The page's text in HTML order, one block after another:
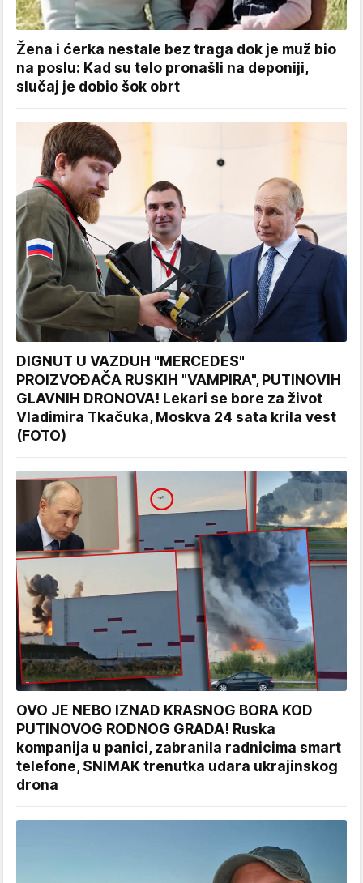
Žena i ćerka nestale bez traga dok je muž bio
na poslu: Kad su telo pronašli na deponiji,
slučaj je dobio šok obrt
DIGNUT U VAZDUH "MERCEDES"
PROIZVOĐAČA RUSKIH "VAMPIRA", PUTINOVIH
GLAVNIH DRONOVA! Lekari se bore za život
Vladimira Tkačuka, Moskva 24 sata krila vest
(FOTO)
OVO JE NEBO IZNAD KRASNOG BORA KOD
PUTINOVOG RODNOG GRADA! Ruska
kompanija u panici, zabranila radnicima smart
telefone, SNIMAK trenutka udara ukrajinskog
drona